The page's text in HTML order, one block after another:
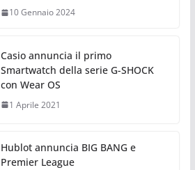
10 Gennaio 2024
Casio annuncia il primo
Smartwatch della serie G-SHOCK
con Wear OS
1 Aprile 2021
Hublot annuncia BIG BANG e
Premier League